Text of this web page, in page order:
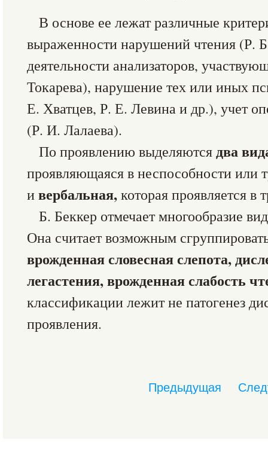
В основе ее лежат различные
выраженности нарушений чтения (Р.
деятельности анализаторов,
Токарева), нарушение тех или иных
Е. Хватцев, Р. Е. Левина и др.), учет
(Р. И. Лалаева).
По проявлению выделяютсядва
проявляющаяся в неспособности или
ивербальная,которая проявляется в
Б. Беккер отмечает многообразие
Она считает возможным
врожденная словесная слепота,
легастения, врожденная слабость
классификации лежит не патогенез
проявления.
Предыдущая